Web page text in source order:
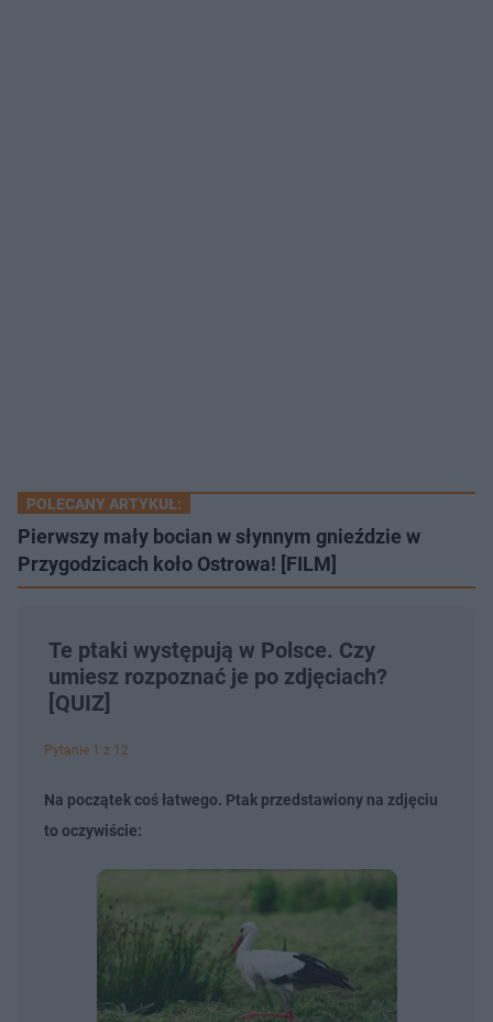
POLECANY ARTYKUŁ:
Pierwszy mały bocian w słynnym gnieździe w
Przygodzicach koło Ostrowa! [FILM]
Te ptaki występują w Polsce. Czy
umiesz rozpoznać je po zdjęciach?
[QUIZ]
Pytanie 1 z 12
Na początek coś łatwego. Ptak przedstawiony na zdjęciu
to oczywiście: